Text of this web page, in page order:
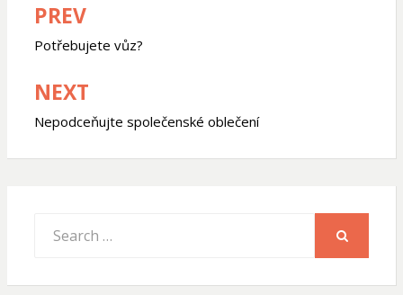
Navigace
pro
příspěvek
PREV
Potřebujete vůz?
NEXT
Nepodceňujte společenské oblečení
for: